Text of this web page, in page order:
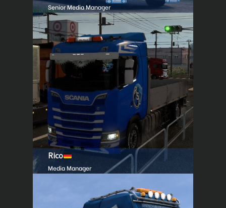
Senior Media Manager
Rico
Media Manager